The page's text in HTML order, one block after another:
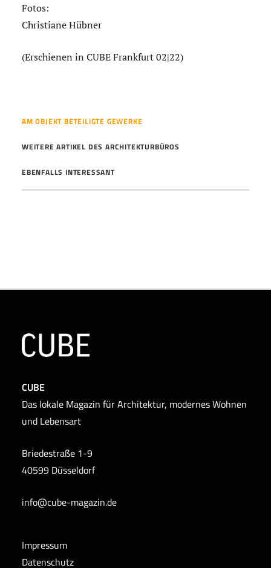
Fotos:
Christiane Hübner
(Erschienen in CUBE Frankfurt 02|22)
AM OBJEKT BETEILIGTE GEWERKE
WEITERE ARTIKEL DES ARCHITEKTURBÜROS
EBENFALLS INTERESSANT
CUBE
Das lokale Magazin für Architektur, modernes Wohnen
und Lebensart
Briedestraße 1-9
40599 Düsseldorf
info@cube-magazin.de
Impressum
Datenschutz